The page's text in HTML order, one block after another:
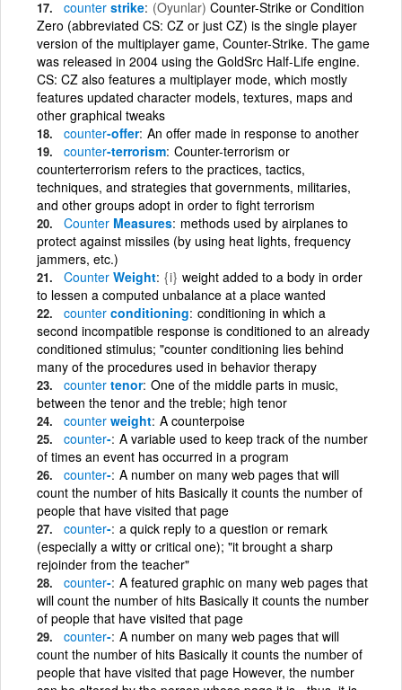
counter strike (Oyunlar) Counter-Strike or Condition
Zero (abbreviated CS: CZ or just CZ) is the single player
version of the multiplayer game, Counter-Strike. The game
was released in 2004 using the GoldSrc Half-Life engine.
CS: CZ also features a multiplayer mode, which mostly
features updated character models, textures, maps and
other graphical tweaks
counter-offer An offer made in response to another
counter-terrorism Counter-terrorism or
counterterrorism refers to the practices, tactics,
techniques, and strategies that governments, militaries,
and other groups adopt in order to fight terrorism
Counter Measures methods used by airplanes to
protect against missiles (by using heat lights, frequency
jammers, etc.)
Counter Weight {i} weight added to a body in order
to lessen a computed unbalance at a place wanted
counter conditioning conditioning in which a
second incompatible response is conditioned to an already
conditioned stimulus; "counter conditioning lies behind
many of the procedures used in behavior therapy
counter tenor One of the middle parts in music,
between the tenor and the treble; high tenor
counter weight A counterpoise
counter- A variable used to keep track of the number
of times an event has occurred in a program
counter- A number on many web pages that will
count the number of hits Basically it counts the number of
people that have visited that page
counter- a quick reply to a question or remark
(especially a witty or critical one); "it brought a sharp
rejoinder from the teacher"
counter- A featured graphic on many web pages that
will count the number of hits Basically it counts the number
of people that have visited that page
counter- A number on many web pages that will
count the number of hits Basically it counts the number of
people that have visited that page However, the number